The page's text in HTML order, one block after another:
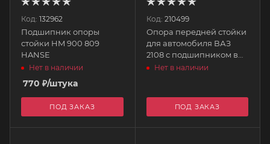
Код: 132962
Подшипник опоры
стойки HM 900 809
HANSE
Нет в наличии
770 ₽/штука
ПОД ЗАКАЗ
Код: 210499
Опора передней стойки
для автомобиля ВАЗ
2108 с подшипником в
упаковке LADA 21080-
Нет в наличии
ПОД ЗАКАЗ